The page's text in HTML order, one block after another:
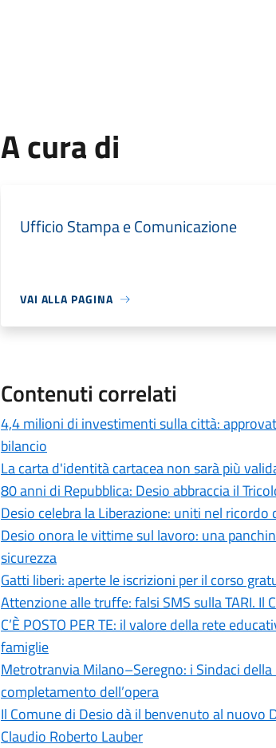
A cura di
Ufficio Stampa e Comunicazione
VAI ALLA PAGINA
Contenuti correlati
4,4 milioni di investimenti sulla città:
bilancio
La carta d'identità cartacea non sarà più
80 anni di Repubblica: Desio abbraccia il
Desio celebra la Liberazione: uniti nel
Desio onora le vittime sul lavoro: una
sicurezza
Gatti liberi: aperte le iscrizioni per il corso
Attenzione alle truffe: falsi SMS sulla TARI. Il
C’È POSTO PER TE: il valore della rete
famiglie
Metrotranvia Milano–Seregno: i Sindaci
completamento dell’opera
Il Comune di Desio dà il benvenuto al nuovo
Claudio Roberto Lauber